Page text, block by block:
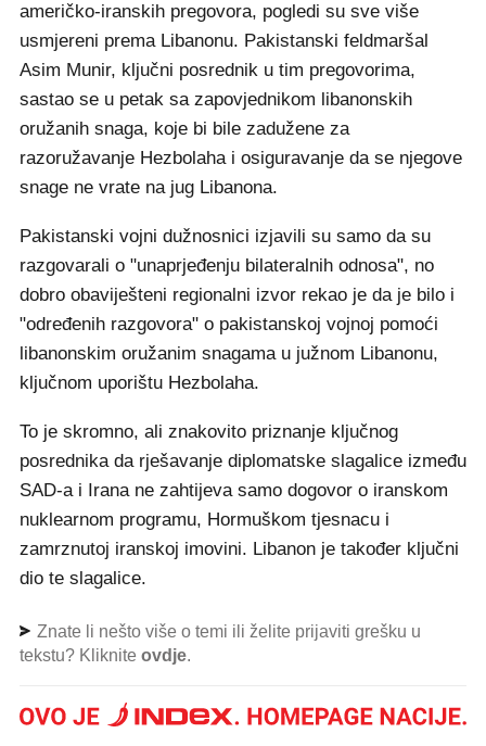
američko-iranskih pregovora, pogledi su sve više
usmjereni prema Libanonu. Pakistanski feldmaršal
Asim Munir, ključni posrednik u tim pregovorima,
sastao se u petak sa zapovjednikom libanonskih
oružanih snaga, koje bi bile zadužene za
razoružavanje Hezbolaha i osiguravanje da se njegove
snage ne vrate na jug Libanona.
Pakistanski vojni dužnosnici izjavili su samo da su
razgovarali o "unaprjeđenju bilateralnih odnosa", no
dobro obaviješteni regionalni izvor rekao je da je bilo i
"određenih razgovora" o pakistanskoj vojnoj pomoći
libanonskim oružanim snagama u južnom Libanonu,
ključnom uporištu Hezbolaha.
To je skromno, ali znakovito priznanje ključnog
posrednika da rješavanje diplomatske slagalice između
SAD-a i Irana ne zahtijeva samo dogovor o iranskom
nuklearnom programu, Hormuškom tjesnacu i
zamrznutoj iranskoj imovini. Libanon je također ključni
dio te slagalice.
Znate li nešto više o temi ili želite prijaviti grešku u
tekstu? Kliknite ovdje.